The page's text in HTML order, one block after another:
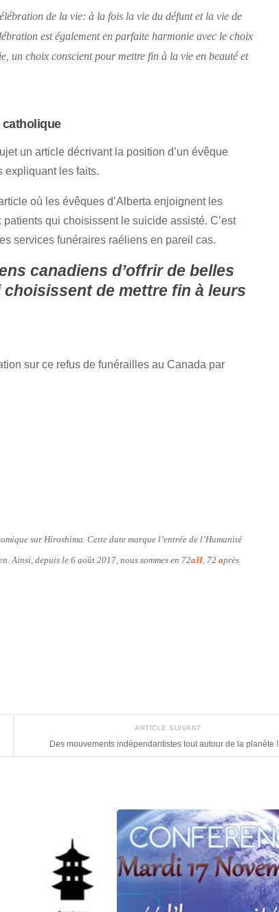
de la vie: à la fois la vie du défunt et la vie de
est également en parfaite harmonie avec le choix
un choix conscient pour mettre fin à la vie en beauté et
catholique
un article décrivant la position d’un évêque
expliquant les faits.
où les évêques d’Alberta enjoignent les
qui choisissent le suicide assisté. C’est
services funéraires raéliens en pareil cas.
canadiens d’offrir de belles
de mettre fin à leurs
sur ce refus de funérailles au Canada par
sur Hiroshima. Cette date marque l’entrée de l’Humanité
Ainsi, depuis le 6 août 2017, nous sommes en 72aH, 72 après
ARTICLE SUIVANT
Des mouvements indépendantistes tout autour de la planète !